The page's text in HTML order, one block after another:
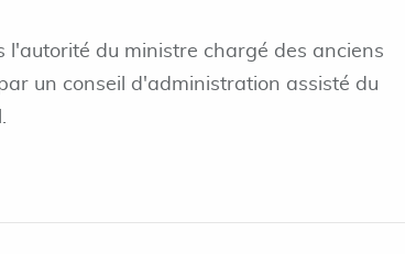
l'autorité du ministre chargé des anciens
un conseil d'administration assisté du